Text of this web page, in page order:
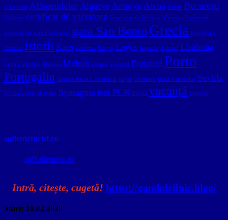
Alba Iulia Alfapendular Algarve Amasya Atena Belem București
Bulgaria certificat de vaccinare Comboios de Portugal Crăciun Ferdinand
Întregitorul gara Campanha gara Sao Bento Grecia Hierapolis
Istanbul istorii Kars kavârma Konya Lagos legende lipscani Lisabona
Lupa capitolina Makaza Melnik muzeu pașaport Pomorie Porto
Portugalia Regina Maria a României Rojen Romaero Roza Vânturilor Sevilla
Sf. Gheorghe shopska Syntagma test PCR Turcia vacanță veterani
sufletdeturist.ro
sufletdeturist.ro
Intră, citește, cugetă! https://gandulzilnic.blog/
Start: 18.02.2020